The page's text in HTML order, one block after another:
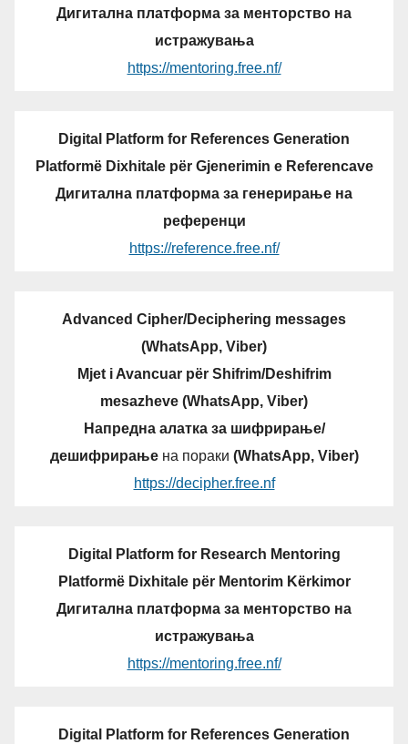
Дигитална платформа за менторство на
истражувања
https://mentoring.free.nf/
Digital Platform for References Generation
Platformë Dixhitale për Gjenerimin e Referencave
Дигитална платформа за генерирање на
референци
https://reference.free.nf/
Advanced Cipher/Deciphering messages
(WhatsApp, Viber)
Mjet i Avancuar për Shifrim/Deshifrim
mesazheve (WhatsApp, Viber)
Напредна алатка за шифрирање/
дешифрирањена пораки (WhatsApp, Viber)
https://decipher.free.nf
Digital Platform for Research Mentoring
Platformë Dixhitale për Mentorim Kërkimor
Дигитална платформа за менторство на
истражувања
https://mentoring.free.nf/
Digital Platform for References Generation